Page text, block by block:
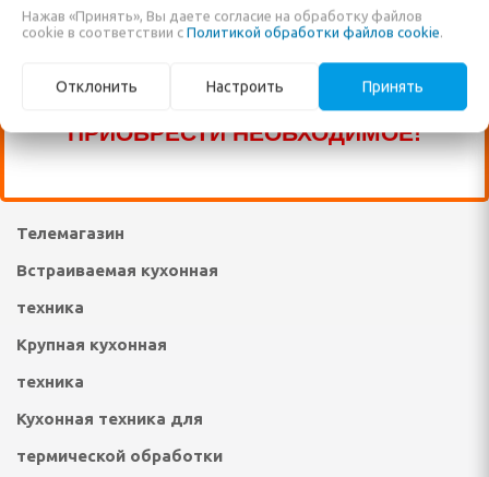
НЕ ВНЕСЕНЫ В НАШ КАТАЛОГ!
ЗВОНИТЕ ПО НАШИМ ТЕЛЕФОНАМ, ИЛИ
ПИШИТЕ В ЧАТ И МЫ ПОМОЖЕМ ВАМ
ПРИОБРЕСТИ НЕОБХОДИМОЕ!
ДЛЯ
плиты,
ланч - боксы
ростеры,
САДОВЫЕ КАЧЕЛИ
Теле-видео и фото
Товары для отдыха и
пикника
Телемагазин
Встраиваемая кухонная
техника
Крупная кухонная
техника
Кухонная техника для
термической обработки
оферты
соглашение
Нажав «Принять», Вы даете согласие на обработку файлов
cookie в соответствии с Политикой обработки файлов cookie.
Отклонить Настроить Принять